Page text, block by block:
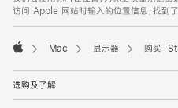
访问 Apple 网站时输入的位置信息，找到了
Mac 显示器 购买
选购及了解